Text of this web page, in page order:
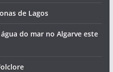
de Lagos
do mar no Algarve este